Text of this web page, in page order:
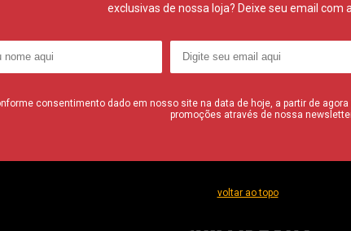
exclusivas de nossa loja? Deixe seu email com
consentimento dado em nosso site na data de hoje, a partir de
promoções através de nossa
voltar ao topo